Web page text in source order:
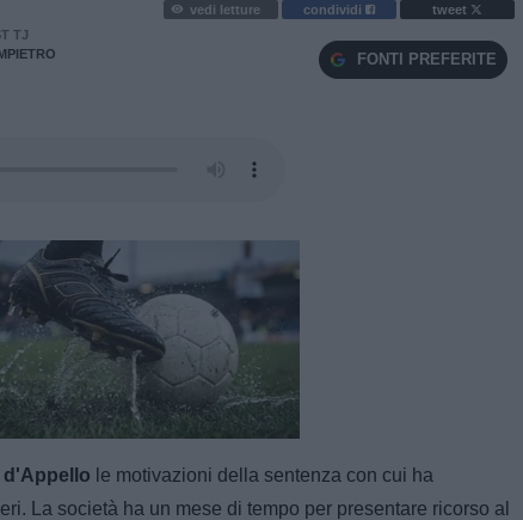
vedi letture condividi
tweet
TJ
FONTI PREFERITE
Unmute
Loaded
100.00%
d'Appello le motivazioni della sentenza con cui ha
La società ha un mese di tempo per presentare ricorso al